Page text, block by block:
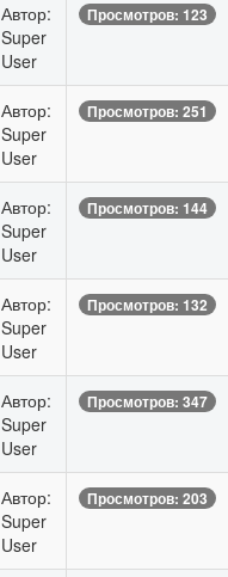
Автор:
Super
User
Просмотров: 123
Автор:
Super
User
Просмотров: 251
Автор:
Super
User
Просмотров: 144
Автор:
Super
User
Просмотров: 132
Автор:
Super
User
Просмотров: 347
Автор:
Super
User
Просмотров: 203